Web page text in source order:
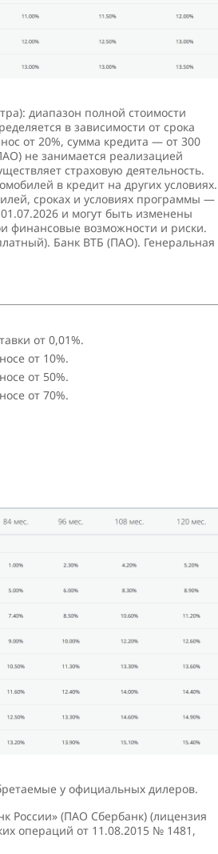
диапазон полной стоимости
в зависимости от срока
от 20%, сумма кредита — от 300
не занимается реализацией
страховую деятельность.
в кредит на других условиях.
сроках и условиях программы —
и могут быть изменены
финансовые возможности и риски.
Банк ВТБ (ПАО). Генеральная
от 0,01%.
от 10%.
от 50%.
от 70%.
у официальных дилеров.
России» (ПАО Сбербанк) (лицензия
операций от 11.08.2015 № 1481,